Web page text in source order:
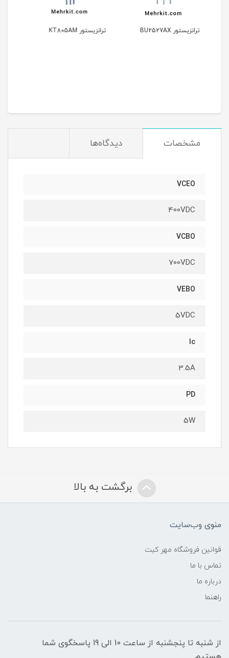
ترانزیستور KT805AM ترانزیستور BU505
مشخصات دیدگاه‌ها
VCEO
400VDC
VCBO
700VDC
VEBO
5VDC
Ic
3.5A
PD
5W
برگشت به بالا
منوی وب‌سایت
قوانین فروشگاه مهر کیت
تماس با ما
درباره ما
راهنما
از شنبه تا پنجشنبه از ساعت 10 الی 19 پاسخگوی شما